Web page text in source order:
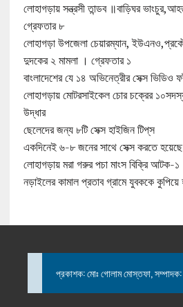
লোহাগড়ায় সন্ত্রসী তান্ডব ॥বাড়িঘর
গ্রেফতার ৮
লোহাগড়া উপজেলা চেয়ারম্যান,
দুদকের ২ মামলা । গ্রেফতার ১
বাংলাদেশের যে ১৪ অভিনেত্রীর সেক্স ভিডিও
লোহাগড়ায় মোটরসাইকেল চোর চক্রের
উদ্ধার
ছেলেদের জন্য ৮টি সেক্স হাইজিন টিপ্‌স
একদিনেই ৬-৮ জনের সাথে সেক্স করতে
লোহাগড়ায় মরা গরুর পচা মাংস বিক্রি আটক-১
নড়াইলের কামাল প্রতাব গ্রামে যুবককে কুপিয়ে
প্রকাশক: মোঃ গোলাম মোস্তফা, সম্পাদক: